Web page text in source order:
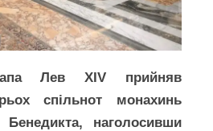
Лев XIV прийняв
спільнот монахинь
наголосивши